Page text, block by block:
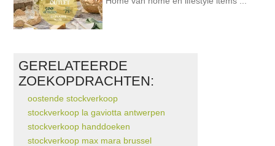
GERELATEERDE
ZOEKOPDRACHTEN:
oostende stockverkoop
stockverkoop la gaviotta antwerpen
stockverkoop handdoeken
stockverkoop max mara brussel